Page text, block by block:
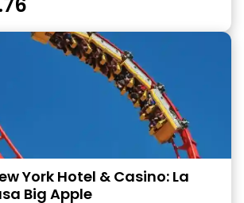
York Hotel & Casino: La
Big Apple